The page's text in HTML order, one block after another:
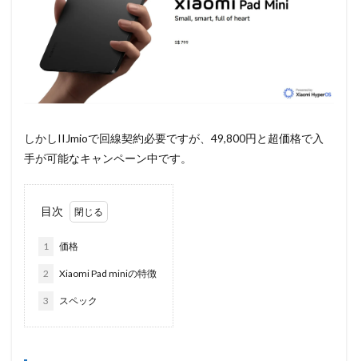
しかしIIJmioで回線契約必要ですが、49,800円と超価格で入
手が可能なキャンペーン中です。
目次
1 価格
2 Xiaomi Pad miniの特徴
3 スペック